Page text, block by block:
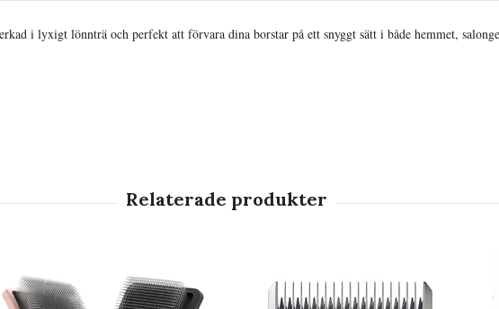
i lyxigt lönnträ och perfekt att förvara dina borstar på ett snyggt sätt i både hemmet,